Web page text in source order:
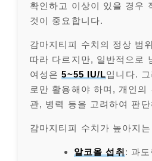
확인하고 이상이 있을 경우
것이 중요합니다.
감마지티피 수치의 정상 범
따라 다르지만, 일반적으로
여성은5~55 IU/L입니다.
로만 활용해야 하며, 개인의
관, 병력 등을 고려하여 판
감마지티피 수치가 높아지
알코올 섭취 : 과